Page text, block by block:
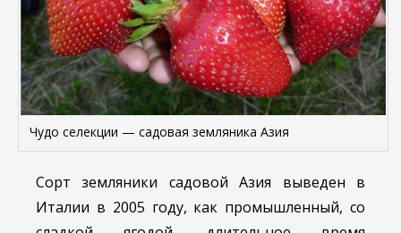
Чудо селекции — садовая земляника Азия
Сорт земляники садовой Азия выведен в
Италии в 2005 году, как промышленный, со